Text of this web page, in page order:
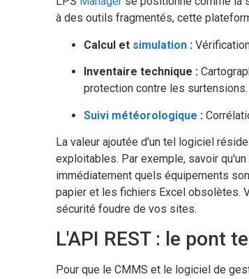
à des outils fragmentés, cette
Calcul et simulation :
Inventaire technique :
protection contre les surtensions.
Suivi météorologique :
La valeur ajoutée d'un tel logiciel
exploitables. Par exemple, savoir
immédiatement quels équipements
papier et les fichiers Excel obsolètes.
sécurité foudre de vos sites.
L'API REST : le pont
Pour que le CMMS et le logiciel de